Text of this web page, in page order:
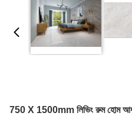
750 X 1500mm লিভিং রুম হোম